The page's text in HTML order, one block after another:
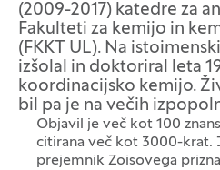
(2009-2017) katedre za
Fakulteti za kemijo in
(FKKT UL). Na
izšolal in doktoriral leta
koordinacijsko kemijo.
bil pa je na večih
Objavil je več kot 100
citirana več kot 3000-krat.
prejemnik Zoisovega